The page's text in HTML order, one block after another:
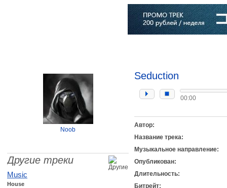
Noob
Другие треки
Music
House
Seduction
00:00
Автор:
Название трека:
Музыкальное направление:
Опубликован:
Длительность:
Битрейт: